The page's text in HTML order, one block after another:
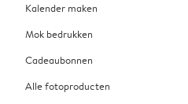
Kalender maken
Mok bedrukken
Cadeaubonnen
Alle fotoproducten